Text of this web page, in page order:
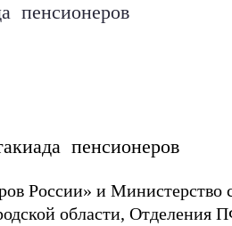
пенсионеров
России» и Министерство
области, Отделения